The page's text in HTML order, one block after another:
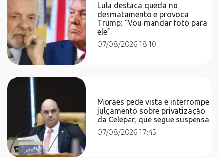
Lula destaca queda no
desmatamento e provoca
Trump: “Vou mandar foto para
ele”
07/08/2026 18:10
Moraes pede vista e interrompe
julgamento sobre privatização
da Celepar, que segue suspensa
07/08/2026 17:45